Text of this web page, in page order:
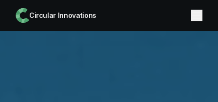
Circular Innovations